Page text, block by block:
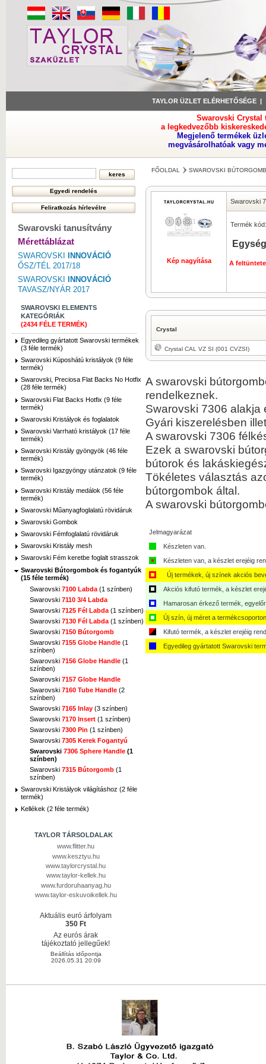
TAYLOR ÜZLET ELÉRHETŐSÉGE
Swarovski Crystal
a legkedvezőbb
Megjelenő termékek
megvásárolhatóak vagy
Swarovski tanusítvány
Mérettáblázat
SWAROVSKI
INNOVÁCIÓ
ŐSZ/TÉL 2017/18
SWAROVSKI
INNOVÁCIÓ
TAVASZ/NYÁR 2017
SWAROVSKI ELEMENTS
KATEGÓRIÁK
(2434 FÉLE TERMÉK)
Egyedileg gyártatott Swarovski termékek
(3 féle termék)
Swarovski Kúposhátú kristályok (9 féle
termék)
Swarovski, Preciosa Flat Backs No Hotfix
(28 féle termék)
Swarovski Flat Backs Hotfix (9 féle
termék)
Swarovski Kristályok és foglalatok
Swarovski Varrható kristályok (17 féle
termék)
Swarovski Kristály gyöngyök (46 féle
termék)
Swarovski Igazgyöngy utánzatok (9 féle
termék)
Swarovski Kristály medálok (56 féle
termék)
Swarovski Műanyagfoglalatú rövidáruk
Swarovski Gombok
Swarovski Fémfoglalatú rövidáruk
Swarovski Kristály mesh
Swarovski Fém keretbe foglalt strasszok
Swarovski Bútorgombok és fogantyúk
(15 féle termék)
Swarovski 7100 Labda (1 színben)
Swarovski 7110 3/4 Labda
Swarovski 7125 Fél Labda (1 színben)
Swarovski 7130 Fél Labda (1 színben)
Swarovski 7150 Bútorgomb
Swarovski 7155 Globe Handle (1
színben)
Swarovski 7156 Globe Handle (1
színben)
Swarovski 7157 Globe Handle
Swarovski 7160 Tube Handle (2
színben)
Swarovski 7165 Inlay (3 színben)
Swarovski 7170 Insert (1 színben)
Swarovski 7300 Pin (1 színben)
Swarovski 7305 Kerek Fogantyú
Swarovski 7306 Sphere Handle (1
színben)
Swarovski 7315 Bútorgomb (1
színben)
Swarovski Kristályok világításhoz (2 féle
termék)
Kellékek (2 féle termék)
TAYLOR TÁRSOLDALAK
www.flitter.hu
www.kesztyu.hu
www.taylorcrystal.hu
www.taylor-kellek.hu
www.furdoruhaanyag.hu
www.taylor-eskuvoikellek.hu
Aktuális euró árfolyam
350 Ft
Az eurós árak
tájékoztató jellegűek!
Beállítás időpontja
2026.05.31 20:09
FŐOLDAL SWAROVSKI
Kép nagyítása
Swarovski
Termék kód:
A
Crystal
Crystal CAL VZ SI (001 CVZSI)
A swarovski
rendelkeznek.
Swarovski 7306 alakja
Gyári kiszerelésben
A swarovski 7306
Ezek a swarovski
bútorok és
Tökéletes választás
bútorgombok által.
A swarovski
Jelmagyarázat
Készleten van.
Készleten van, a készlet erejéig
Új termékek, új színek akciós
Akciós kifutó termék, a készlet
Hamarosan érkező termék,
Új szín, új méret a
Kifutó termék, a készlet erejéig
Egyedileg gyártatott Swarovski